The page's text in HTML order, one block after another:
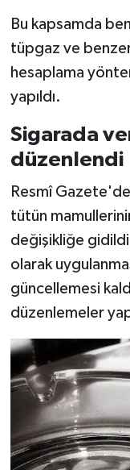
Bu kapsamda
tüpgaz ve
hesaplama
yapıldı.
Sigarada
düzenlendi
Resmî
tütün
değişikliğe
olarak
güncellemesi
düzenlemeler